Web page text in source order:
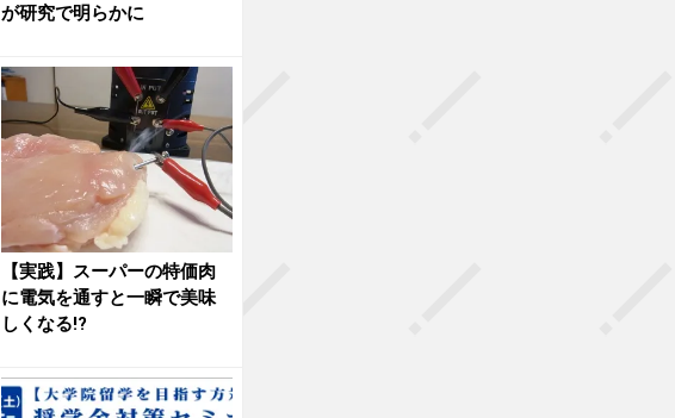
が研究で明らかに
【実践】スーパーの特価肉
に電気を通すと一瞬で美味
しくなる!?